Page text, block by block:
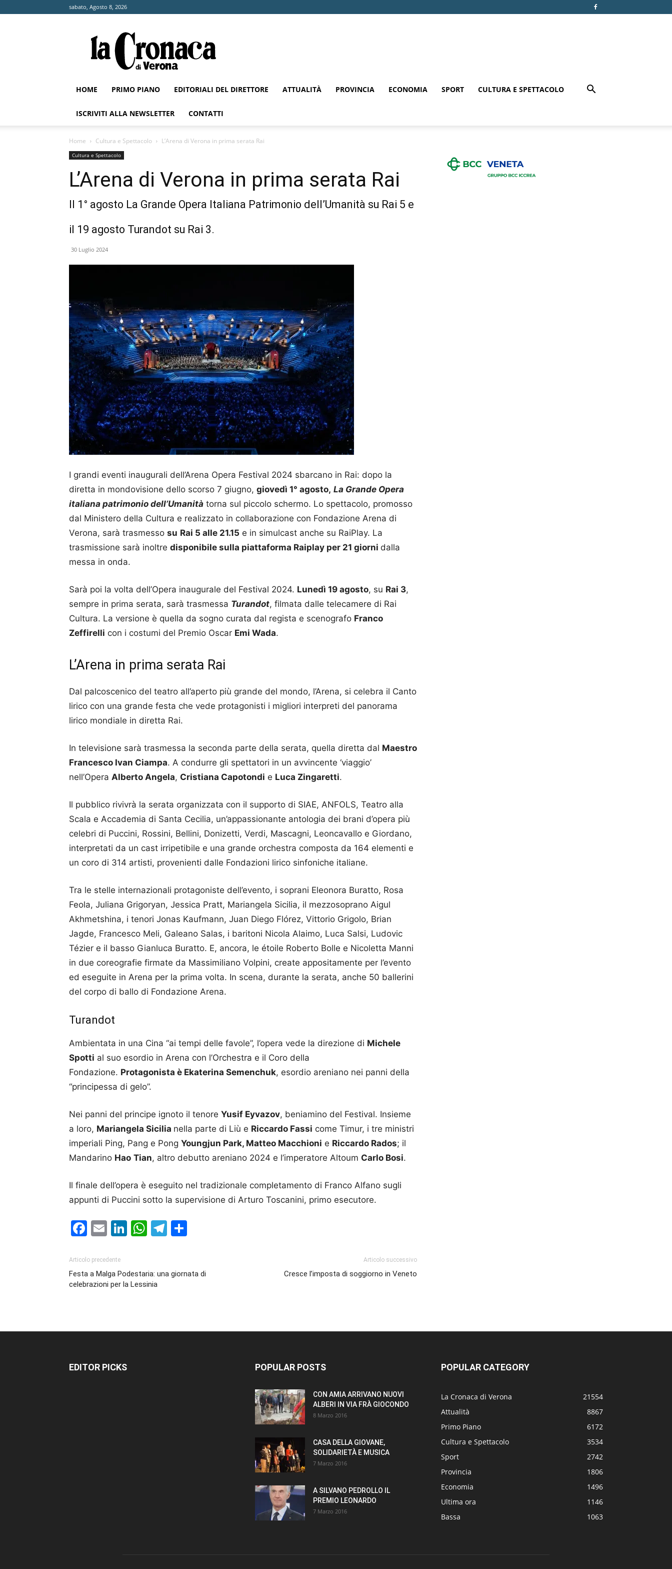
sabato, Agosto 8, 2026
Cronaca
di
Verona
HOME PRIMO PIANO EDITORIALI DEL DIRETTORE ATTUALITÀ PROVINCIA ECONOMIA SPORT CULTURA E SPETTACOLO
ISCRIVITI ALLA NEWSLETTER CONTATTI
Home Cultura e Spettacolo L’Arena di Verona in prima serata Rai
Cultura e Spettacolo
L’Arena di Verona in prima serata Rai
Il 1° agosto La Grande Opera Italiana Patrimonio dell’Umanità su Rai 5 e
il 19 agosto Turandot su Rai 3.
30 Luglio 2024
I grandi eventi inaugurali dell’Arena Opera Festival 2024 sbarcano in Rai: dopo la
diretta in mondovisione dello scorso 7 giugno, giovedì 1° agosto, La Grande Opera
italiana patrimonio dell’Umanità torna sul piccolo schermo. Lo spettacolo, promosso
dal Ministero della Cultura e realizzato in collaborazione con Fondazione Arena di
Verona, sarà trasmesso su Rai 5 alle 21.15 e in simulcast anche su RaiPlay. La
trasmissione sarà inoltre disponibile sulla piattaforma Raiplay per 21 giorni dalla
messa in onda.
Sarà poi la volta dell’Opera inaugurale del Festival 2024. Lunedì 19 agosto, su Rai 3,
sempre in prima serata, sarà trasmessa Turandot, filmata dalle telecamere di Rai
Cultura. La versione è quella da sogno curata dal regista e scenografo Franco
Zeffirelli con i costumi del Premio Oscar Emi Wada.
L’Arena in prima serata Rai
Dal palcoscenico del teatro all’aperto più grande del mondo, l’Arena, si celebra il Canto
lirico con una grande festa che vede protagonisti i migliori interpreti del panorama
lirico mondiale in diretta Rai.
In televisione sarà trasmessa la seconda parte della serata, quella diretta dal Maestro
Francesco Ivan Ciampa. A condurre gli spettatori in un avvincente ‘viaggio’
nell’Opera Alberto Angela, Cristiana Capotondi e Luca Zingaretti.
Il pubblico rivivrà la serata organizzata con il supporto di SIAE, ANFOLS, Teatro alla
Scala e Accademia di Santa Cecilia, un’appassionante antologia dei brani d’opera più
celebri di Puccini, Rossini, Bellini, Donizetti, Verdi, Mascagni, Leoncavallo e Giordano,
interpretati da un cast irripetibile e una grande orchestra composta da 164 elementi e
un coro di 314 artisti, provenienti dalle Fondazioni lirico sinfoniche italiane.
Tra le stelle internazionali protagoniste dell’evento, i soprani Eleonora Buratto, Rosa
Feola, Juliana Grigoryan, Jessica Pratt, Mariangela Sicilia, il mezzosoprano Aigul
Akhmetshina, i tenori Jonas Kaufmann, Juan Diego Flórez, Vittorio Grigolo, Brian
Jagde, Francesco Meli, Galeano Salas, i baritoni Nicola Alaimo, Luca Salsi, Ludovic
Tézier e il basso Gianluca Buratto. E, ancora, le étoile Roberto Bolle e Nicoletta Manni
in due coreografie firmate da Massimiliano Volpini, create appositamente per l’evento
ed eseguite in Arena per la prima volta. In scena, durante la serata, anche 50 ballerini
del corpo di ballo di Fondazione Arena.
Turandot
Ambientata in una Cina “ai tempi delle favole”, l’opera vede la direzione di Michele
Spotti al suo esordio in Arena con l’Orchestra e il Coro della
Fondazione. Protagonista è Ekaterina Semenchuk, esordio areniano nei panni della
“principessa di gelo”.
Nei panni del principe ignoto il tenore Yusif Eyvazov, beniamino del Festival. Insieme
a loro, Mariangela Sicilia nella parte di Liù e Riccardo Fassi come Timur, i tre ministri
imperiali Ping, Pang e Pong Youngjun Park, Matteo Macchioni e Riccardo Rados; il
Mandarino Hao Tian, altro debutto areniano 2024 e l’imperatore Altoum Carlo Bosi.
Il finale dell’opera è eseguito nel tradizionale completamento di Franco Alfano sugli
appunti di Puccini sotto la supervisione di Arturo Toscanini, primo esecutore.
Facebook
EmailLinkedIn
WhatsApp
Telegram
Articolo precedente
Festa a Malga Podestaria: una giornata di
celebrazioni per la Lessinia
Articolo successivo
Cresce l’imposta di soggiorno in Veneto
EDITOR PICKS POPULAR POSTS
CON AMIA ARRIVANO NUOVI
ALBERI IN VIA FRÀ GIOCONDO
8 Marzo 2016
CASA DELLA GIOVANE,
SOLIDARIETÀ E MUSICA
7 Marzo 2016
A SILVANO PEDROLLO IL
PREMIO LEONARDO
7 Marzo 2016
POPULAR CATEGORY
La Cronaca di Verona
21554
Attualità
8867
Primo Piano
6172
Cultura e Spettacolo
3534
Sport
2742
Provincia
1806
Economia
1496
Ultima ora
1146
Bassa
1063